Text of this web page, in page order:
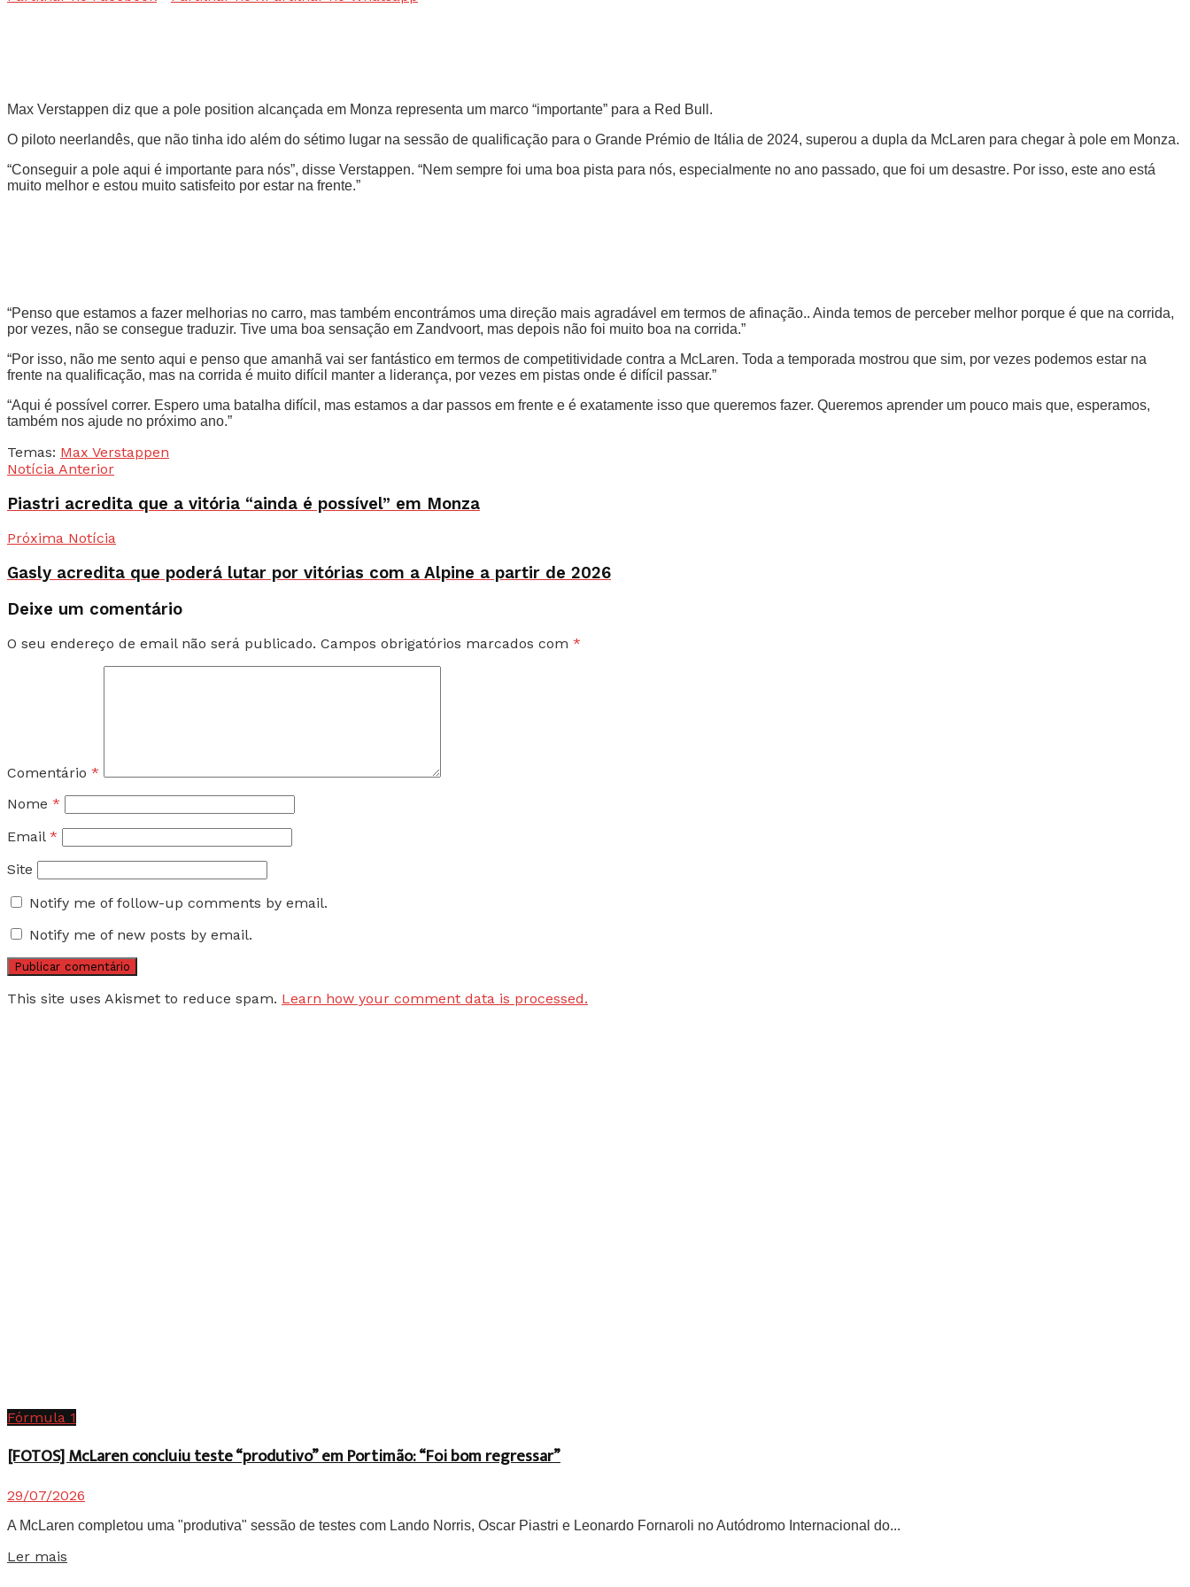
Max Verstappen diz que a pole position alcançada em Monza representa um marco “importante” para a Red Bull.
O piloto neerlandês, que não tinha ido além do sétimo lugar na sessão de qualificação para o Grande Prémio de Itália de 2024, superou a dupla da McLaren para chegar à pole em Monza.
“Conseguir a pole aqui é importante para nós”, disse Verstappen. “Nem sempre foi uma boa pista para nós, especialmente no ano passado, que foi um desastre. Por isso, este ano está
muito melhor e estou muito satisfeito por estar na frente.”
“Penso que estamos a fazer melhorias no carro, mas também encontrámos uma direção mais agradável em termos de afinação.. Ainda temos de perceber melhor porque é que na corrida,
por vezes, não se consegue traduzir. Tive uma boa sensação em Zandvoort, mas depois não foi muito boa na corrida.”
“Por isso, não me sento aqui e penso que amanhã vai ser fantástico em termos de competitividade contra a McLaren. Toda a temporada mostrou que sim, por vezes podemos estar na
frente na qualificação, mas na corrida é muito difícil manter a liderança, por vezes em pistas onde é difícil passar.”
“Aqui é possível correr. Espero uma batalha difícil, mas estamos a dar passos em frente e é exatamente isso que queremos fazer. Queremos aprender um pouco mais que, esperamos,
também nos ajude no próximo ano.”
Temas: Max Verstappen
Notícia Anterior
Piastri acredita que a vitória “ainda é possível” em Monza
Próxima Notícia
Gasly acredita que poderá lutar por vitórias com a Alpine a partir de 2026
Deixe um comentário
O seu endereço de email não será publicado. Campos obrigatórios marcados com *
Comentário *
Nome *
Email *
Site
Notify me of follow-up comments by email.
Notify me of new posts by email.
This site uses Akismet to reduce spam. Learn how your comment data is processed.
Fórmula 1
[FOTOS] McLaren concluiu teste “produtivo” em Portimão: “Foi bom regressar”
29/07/2026
A McLaren completou uma "produtiva" sessão de testes com Lando Norris, Oscar Piastri e Leonardo Fornaroli no Autódromo Internacional do...
Ler mais